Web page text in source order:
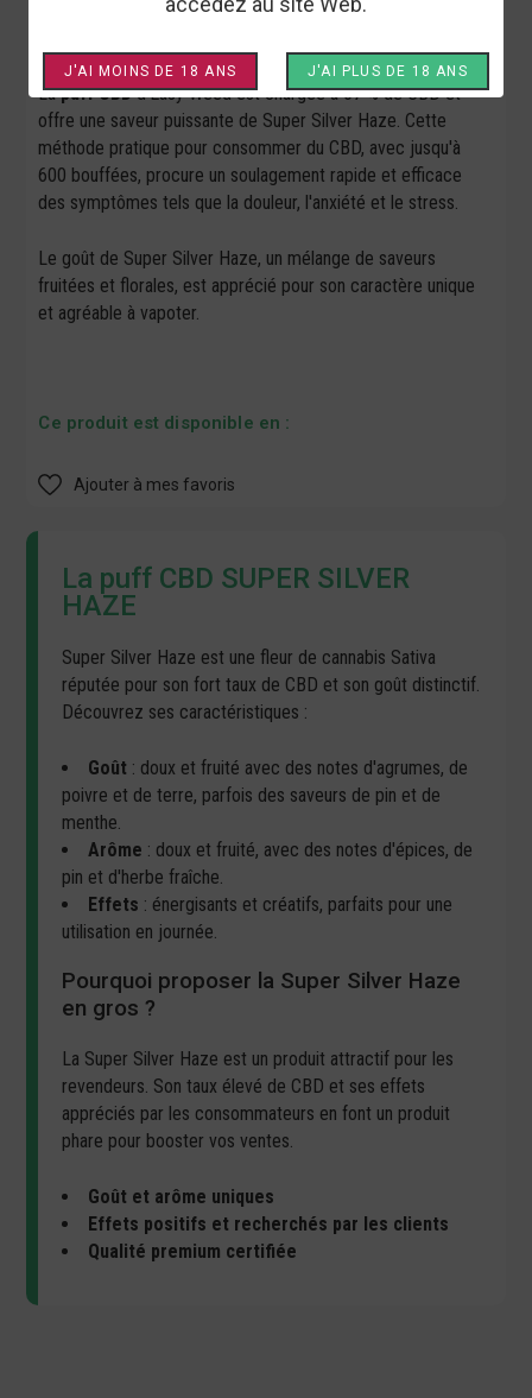
J'AI MOINS DE 18 ANS J'AI PLUS DE 18 ANS
HAZE - EASY WEED
Lapuff CBDd'Easy Weed est chargée à 67 % de CBD et
offre une saveur puissante de Super Silver Haze. Cette
méthode pratique pour consommer du CBD, avec jusqu'à
600 bouffées, procure un soulagement rapide et efficace
des symptômes tels que la douleur, l'anxiété et le stress.
Le goût de Super Silver Haze, un mélange de saveurs
fruitées et florales, est apprécié pour son caractère unique
et agréable à vapoter.
Ce produit est disponible en :
Ajouter à mes favoris
La puff CBD SUPER SILVER
HAZE
Super Silver Haze est unefleur de cannabis Sativa
réputée pour son fort taux de CBD et son goût distinctif.
Découvrez ses caractéristiques :
Goût : doux et fruité avec des notes d'agrumes, de
poivre et de terre, parfois des saveurs de pin et de
menthe.
Arôme : doux et fruité, avec des notes d'épices, de
pin et d'herbe fraîche.
Effets : énergisants et créatifs, parfaits pour une
utilisation en journée.
Pourquoi proposer la Super Silver Haze
en gros ?
La Super Silver Haze est un produit attractif pour les
revendeurs. Son taux élevé de CBD et ses effets
appréciés par les consommateurs en font un produit
phare pour booster vos ventes.
Goût et arôme uniques
Effets positifs et recherchés par les clients
Qualité premium certifiée